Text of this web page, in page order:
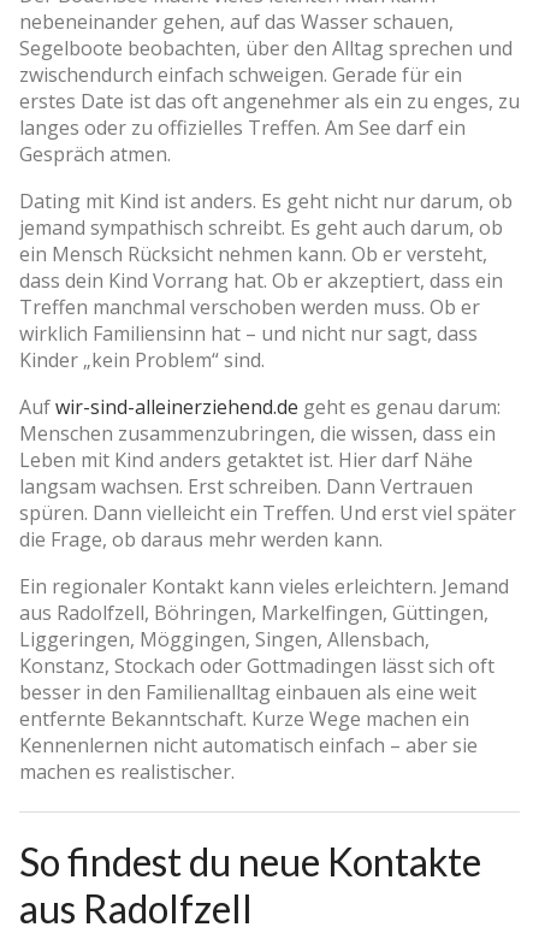
nebeneinander gehen, auf das Wasser schauen,
Segelboote beobachten, über den Alltag sprechen und
zwischendurch einfach schweigen. Gerade für ein
erstes Date ist das oft angenehmer als ein zu enges, zu
langes oder zu offizielles Treffen. Am See darf ein
Gespräch atmen.
Dating mit Kind ist anders. Es geht nicht nur darum, ob
jemand sympathisch schreibt. Es geht auch darum, ob
ein Mensch Rücksicht nehmen kann. Ob er versteht,
dass dein Kind Vorrang hat. Ob er akzeptiert, dass ein
Treffen manchmal verschoben werden muss. Ob er
wirklich Familiensinn hat – und nicht nur sagt, dass
Kinder „kein Problem“ sind.
Aufwir-sind-alleinerziehend.de geht es genau darum:
Menschen zusammenzubringen, die wissen, dass ein
Leben mit Kind anders getaktet ist. Hier darf Nähe
langsam wachsen. Erst schreiben. Dann Vertrauen
spüren. Dann vielleicht ein Treffen. Und erst viel später
die Frage, ob daraus mehr werden kann.
Ein regionaler Kontakt kann vieles erleichtern. Jemand
aus Radolfzell, Böhringen, Markelfingen, Güttingen,
Liggeringen, Möggingen, Singen, Allensbach,
Konstanz, Stockach oder Gottmadingen lässt sich oft
besser in den Familienalltag einbauen als eine weit
entfernte Bekanntschaft. Kurze Wege machen ein
Kennenlernen nicht automatisch einfach – aber sie
machen es realistischer.
So findest du neue Kontakte
aus Radolfzell